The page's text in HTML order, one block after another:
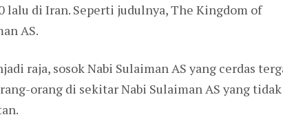
di Iran. Seperti judulnya, The Kingdom of
AS.
raja, sosok Nabi Sulaiman AS yang cerdas
orang di sekitar Nabi Sulaiman AS yang tidak